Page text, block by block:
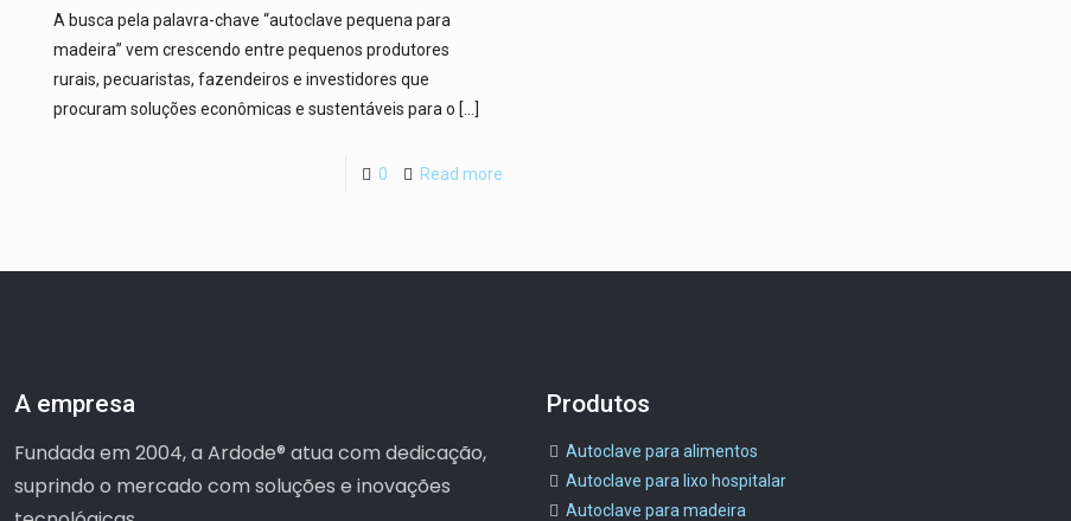
A busca pela palavra-chave “autoclave pequena para
madeira” vem crescendo entre pequenos produtores
rurais, pecuaristas, fazendeiros e investidores que
procuram soluções econômicas e sustentáveis para o […]
0 Read more
A empresa
Fundada em 2004, a Ardode® atua com dedicação,
suprindo o mercado com soluções e inovações
Produtos
Autoclave para alimentos
Autoclave para lixo hospitalar
Autoclave para madeira